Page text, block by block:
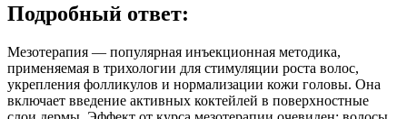
Подробный ответ:
Мезотерапия — популярная инъекционная методика,
применяемая в трихологии для стимуляции роста волос,
укрепления фолликулов и нормализации кожи головы. Она
включает введение активных коктейлей в поверхностные